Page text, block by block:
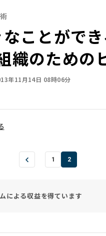
ことができ
織のための
年11月14日 08時06分
1 2
による収益を得ています